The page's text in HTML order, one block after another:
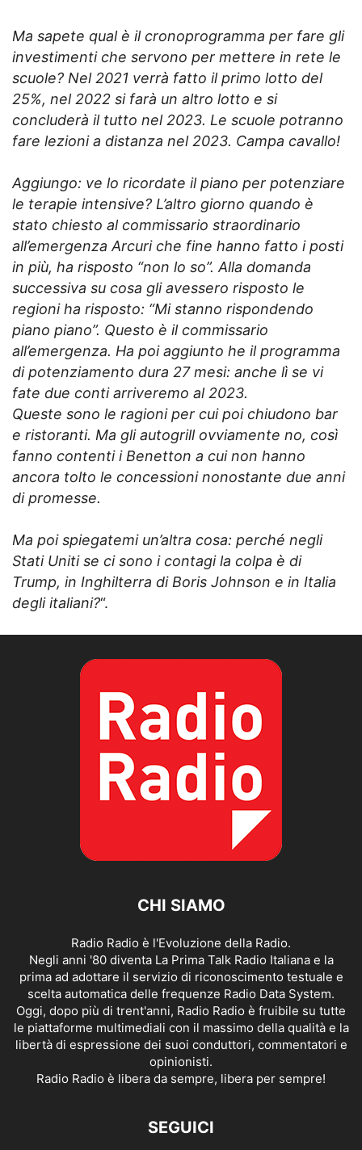
Ma sapete qual è il cronoprogramma per fare gli
investimenti che servono per mettere in rete le
scuole? Nel 2021 verrà fatto il primo lotto del
25%, nel 2022 si farà un altro lotto e si
concluderà il tutto nel 2023. Le scuole potranno
fare lezioni a distanza nel 2023. Campa cavallo!
Aggiungo: ve lo ricordate il piano per potenziare
le terapie intensive? L’altro giorno quando è
stato chiesto al commissario straordinario
all’emergenza Arcuri che fine hanno fatto i posti
in più, ha risposto “non lo so”. Alla domanda
successiva su cosa gli avessero risposto le
regioni ha risposto: “Mi stanno rispondendo
piano piano”. Questo è il commissario
all’emergenza. Ha poi aggiunto he il programma
di potenziamento dura 27 mesi: anche lì se vi
fate due conti arriveremo al 2023.
Queste sono le ragioni per cui poi chiudono bar
e ristoranti. Ma gli autogrill ovviamente no, così
fanno contenti i Benetton a cui non hanno
ancora tolto le concessioni nonostante due anni
di promesse.
Ma poi spiegatemi un’altra cosa: perché negli
Stati Uniti se ci sono i contagi la colpa è di
Trump, in Inghilterra di Boris Johnson e in Italia
degli italiani?“.
CHI SIAMO
Radio Radio è l'Evoluzione della Radio.
Negli anni '80 diventa La Prima Talk Radio Italiana e la
prima ad adottare il servizio di riconoscimento testuale e
scelta automatica delle frequenze Radio Data System.
Oggi, dopo più di trent'anni, Radio Radio è fruibile su tutte
le piattaforme multimediali con il massimo della qualità e la
libertà di espressione dei suoi conduttori, commentatori e
opinionisti.
Radio Radio è libera da sempre, libera per sempre!
SEGUICI